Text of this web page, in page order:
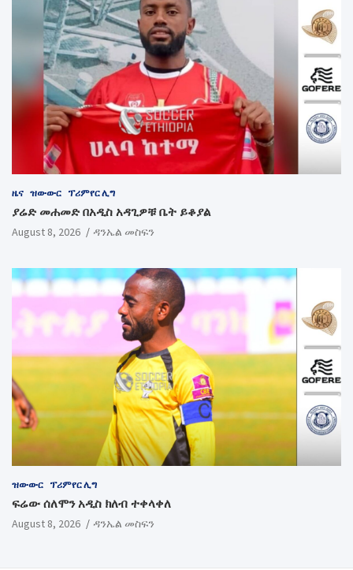
ዜና ዝውውር ፕሪምየር ሊግ
ያሬድ መሐመድ በአዲስ አዳጊዎቹ ቤት ይቆያል
August 8, 2026 ዳንኤል መስፍን
ዝውውር ፕሪምየር ሊግ
ፍሬው ሰለሞን አዲስ ክለብ ተቀላቀለ
August 8, 2026 ዳንኤል መስፍን